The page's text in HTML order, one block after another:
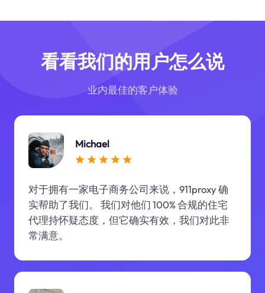
看看我们的用户怎么说
业内最佳的客户体验
Michael
对于拥有一家电子商务公司来说，911proxy 确
实帮助了我们。 我们对他们 100% 合规的住宅
代理持怀疑态度，但它确实有效，我们对此非
常满意。